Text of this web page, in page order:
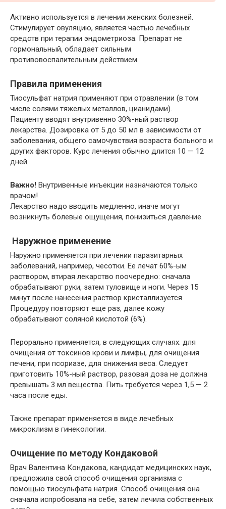
Активно используется в лечении женских болезней.
Стимулирует овуляцию, является частью лечебных
средств при терапии эндометриоза. Препарат не
гормональный, обладает сильным
противовоспалительным действием.
Правила применения
Тиосульфат натрия применяют при отравлении (в том
числе солями тяжелых металлов, цианидами).
Пациенту вводят внутривенно 30%-ный раствор
лекарства. Дозировка от 5 до 50 мл в зависимости от
заболевания, общего самочувствия возраста больного и
других факторов. Курс лечения обычно длится 10 — 12
дней.
Важно! Внутривенные инъекции назначаются только
врачом!
Лекарство надо вводить медленно, иначе могут
возникнуть болевые ощущения, понизиться давление.
Наружное применение
Наружно применяется при лечении паразитарных
заболеваний, например, чесотки. Ее лечат 60%-ым
раствором, втирая лекарство поочередно: сначала
обрабатывают руки, затем туловище и ноги. Через 15
минут после нанесения раствор кристаллизуется.
Процедуру повторяют еще раз, далее кожу
обрабатывают соляной кислотой (6%).
Перорально применяется, в следующих случаях: для
очищения от токсинов крови и лимфы, для очищения
печени, при псориазе, для снижения веса. Следует
приготовить 10%-ный раствор, разовая доза не должна
превышать 3 мл вещества. Пить требуется через 1,5 — 2
часа после еды.
Также препарат применяется в виде лечебных
микроклизм в гинекологии.
Очищение по методу Кондаковой
Врач Валентина Кондакова, кандидат медицинских наук,
предложила свой способ очищения организма с
помощью тиосульфата натрия. Способ очищения она
сначала испробовала на себе, затем лечила собственных